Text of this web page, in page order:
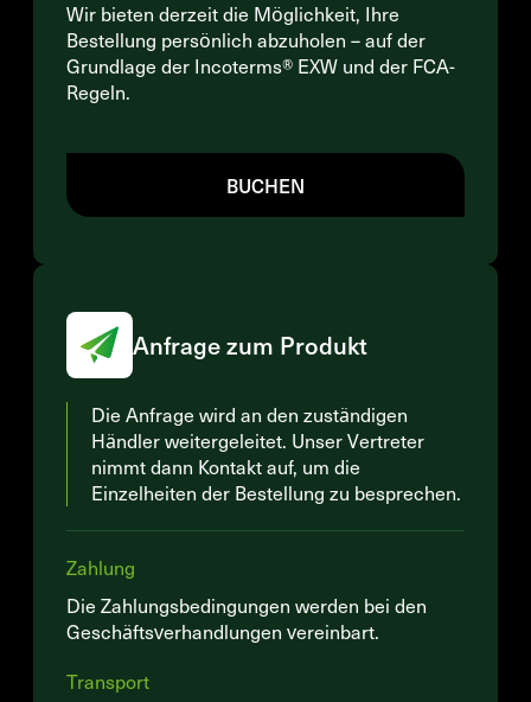
Wir bieten derzeit die Möglichkeit, Ihre
Bestellung persönlich abzuholen – auf der
Grundlage der Incoterms® EXW und der FCA-
Regeln.
BUCHEN
Anfrage zum Produkt
Die Anfrage wird an den zuständigen
Händler weitergeleitet. Unser Vertreter
nimmt dann Kontakt auf, um die
Einzelheiten der Bestellung zu besprechen.
Zahlung
Die Zahlungsbedingungen werden bei den
Geschäftsverhandlungen vereinbart.
Transport